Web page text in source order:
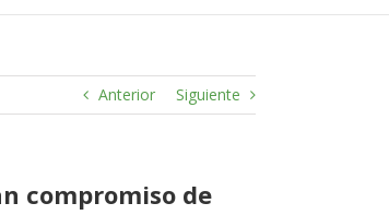
Anterior Siguiente
compromiso de